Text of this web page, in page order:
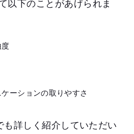
以下のことがあげられま
ーションの取りやすさ
詳しく紹介していただい